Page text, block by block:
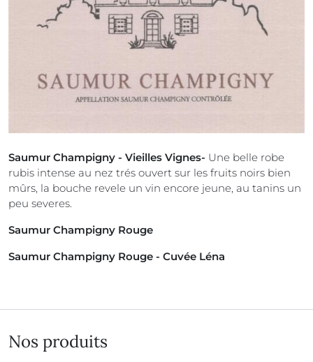
Saumur Champigny - Vieilles Vignes- Une belle robe
rubis intense au nez trés ouvert sur les fruits noirs bien
mûrs, la bouche revele un vin encore jeune, au tanins un
peu severes.
Saumur Champigny Rouge
Saumur Champigny Rouge - Cuvée Léna
Nos produits